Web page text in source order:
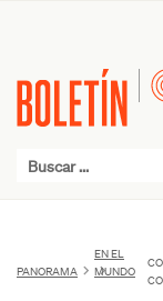
PANORAMA
EN EL
MUNDO